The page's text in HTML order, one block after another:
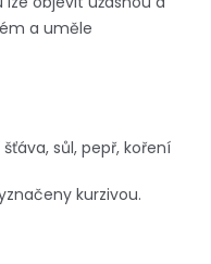
a uměle
sůl, pepř, koření
kurzivou.